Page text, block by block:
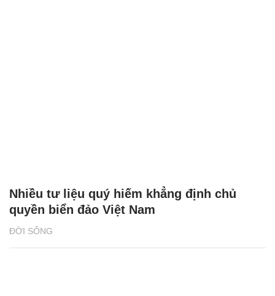
ĐỜI SỐNG
Nhiều tư liệu quý hiếm khẳng định chủ
quyền biển đảo Việt Nam